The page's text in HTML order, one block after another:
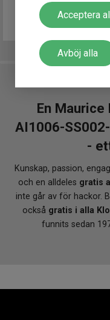
Acceptera
Avböj alla
En
AI1006-
-
Kunskap, passion,
och en alldeles gratis
inte går av för hackor.
också gratis i alla
funnits sedan